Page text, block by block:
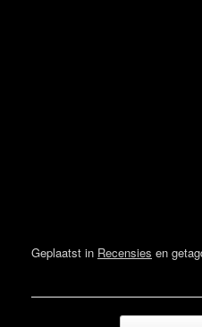
Geplaatst in Recensies en